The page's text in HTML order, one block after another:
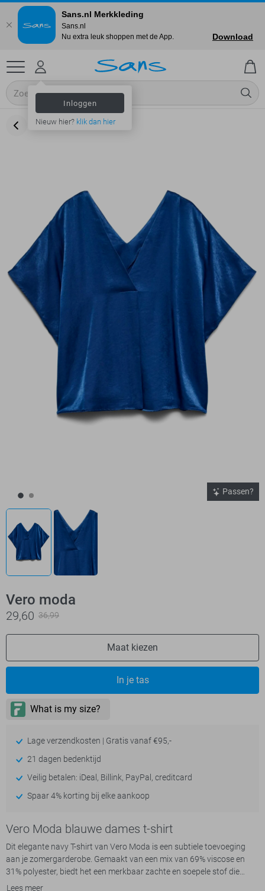
Inloggen
Nieuw hier? klik dan hier
Passen?
Vero moda
29,60 36,99
Maat kiezen
In je tas
Lage verzendkosten | Gratis vanaf €95,-
21 dagen bedenktijd
Veilig betalen: iDeal, Billink, PayPal, creditcard
Spaar 4% korting bij elke aankoop
Vero Moda blauwe dames t-shirt
Dit elegante navy T-shirt van Vero Moda is een subtiele toevoeging
aan je zomergarderobe. Gemaakt van een mix van 69% viscose en
31% polyester, biedt het een merkbaar zachte en soepele stof die
comfortabel aanvoelt op de huid. De glanzende afwerking geeft een
Lees meer
Sans.nl Merkkleding
Sans.nl
Nu extra leuk shoppen met de App.
Download